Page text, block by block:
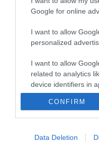
Google for online
I want to allow
personalized
I want to allow
related to analytics
device identifiers in
I want to allow
I want to allow
CONFIRM
Data Deletion
λαμdhrct
3,26 €